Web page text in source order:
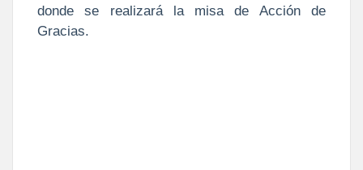
donde se realizará la misa de Acción de
Gracias.